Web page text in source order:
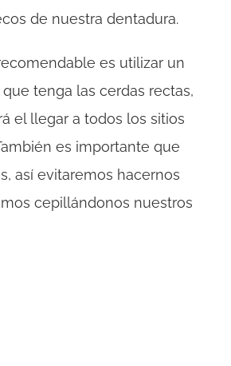
de nuestra dentadura.
es utilizar un
tenga las cerdas rectas,
el llegar a todos los sitios
es importante que
así evitaremos hacernos
cepillándonos nuestros